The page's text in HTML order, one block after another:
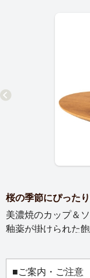
桜の季節にぴった
美濃焼のカップ＆
釉薬が掛けられた
人による繊細な手
バル型ソーサーは
丁寧につくられて
■ご案内・ご注意